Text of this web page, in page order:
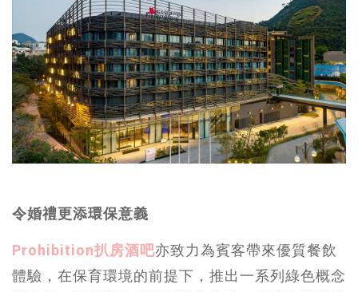
令婚禮更添環保意義
Prohibition扒房酒吧亦致力為賓客帶來優質餐飲
體驗，在保育環境的前提下，推出一系列綠色概念